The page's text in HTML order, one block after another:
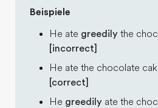
Beispiele
He ate greedily the
[incorrect]
He ate the chocolate
[correct]
He greedily ate the